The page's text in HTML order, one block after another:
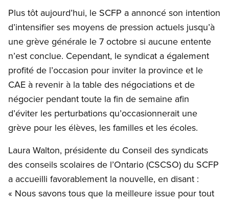
Plus tôt aujourd’hui, le SCFP a annoncé son intention
d’intensifier ses moyens de pression actuels jusqu’à
une grève générale le 7 octobre si aucune entente
n’est conclue. Cependant, le syndicat a également
profité de l’occasion pour inviter la province et le
CAE à revenir à la table des négociations et de
négocier pendant toute la fin de semaine afin
d’éviter les perturbations qu’occasionnerait une
grève pour les élèves, les familles et les écoles.
Laura Walton, présidente du Conseil des syndicats
des conseils scolaires de l’Ontario (CSCSO) du SCFP
a accueilli favorablement la nouvelle, en disant :
« Nous savons tous que la meilleure issue pour tout